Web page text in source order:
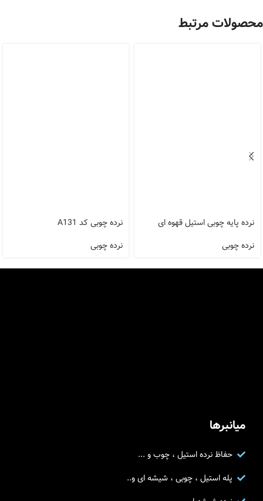
محصولات مرتبط
نرده پایه چوبی استیل قهوه ای
نرده چوبی
نرده چوبی کد A131
نرده چوبی
میانبرها
حفاظ نرده استیل ، چوب و ...
پله استیل ، چوبی ، شیشه ای و..